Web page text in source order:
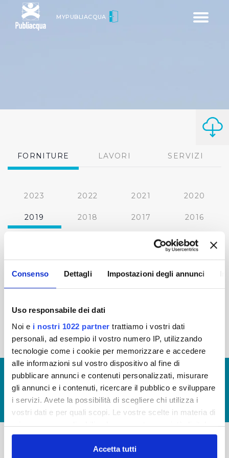
Consenso Dettagli Impostazioni degli annunci
Uso responsabile dei dati
Noi e i nostri 1022 partner trattiamo i vostri dati
personali, ad esempio il vostro numero IP, utilizzando
tecnologie come i cookie per memorizzare e accedere
alle informazioni sul vostro dispositivo al fine di
pubblicare annunci e contenuti personalizzati, misurare
gli annunci e i contenuti, ricercare il pubblico e sviluppare
i servizi. Avete la possibilità di scegliere chi utilizza i
vostri dati e per quali scopi. Le vostre scelte in materia di
in cui avete effettuato le vostre scelte. È possibile
modificare o revocare il proprio consenso in qualsiasi
Accetta tutti
Toggle
MYPUBLIACQUA
FORNITURE LAVORI SERVIZI
2023 2022 2021 2020
2019 2018 2017 2016
2012
2011 2010 2009 2008
« prima ‹ precedente 1 2
© Copyright 2017 - 2026
GLOSSARIO
GIUDICA IL SERVIZIO
LAVORA CON NOI